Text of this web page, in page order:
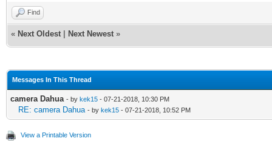
Find
« Next Oldest Next Newest »
Messages In This Thread
camera Dahua - by kek15 - 07-21-2018, 10:30 PM
RE: camera Dahua - by kek15 - 07-21-2018, 10:52 PM
View a Printable Version